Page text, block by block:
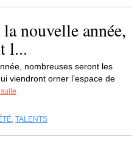
nouvelle année,
l...
nombreuses seront les
viendront orner l’espace de
, TALENTS